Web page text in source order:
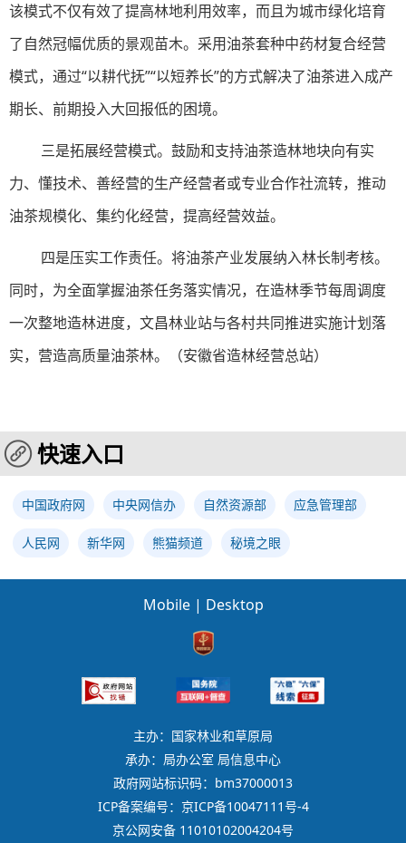
该模式不仅有效了提高林地利用效率，而且为城市绿化培育
了自然冠幅优质的景观苗木。采用油茶套种中药材复合经营
模式，通过“以耕代抚”“以短养长”的方式解决了油茶进入成产
期长、前期投入大回报低的困境。
三是拓展经营模式。鼓励和支持油茶造林地块向有实
力、懂技术、善经营的生产经营者或专业合作社流转，推动
油茶规模化、集约化经营，提高经营效益。
四是压实工作责任。将油茶产业发展纳入林长制考核。
同时，为全面掌握油茶任务落实情况，在造林季节每周调度
一次整地造林进度，文昌林业站与各村共同推进实施计划落
实，营造高质量油茶林。（安徽省造林经营总站）
快速入口
中国政府网 中央网信办 自然资源部 应急管理部
人民网 新华网 熊猫频道 秘境之眼
Mobile | Desktop
主办：国家林业和草原局
承办：局办公室 局信息中心
政府网站标识码：bm37000013
ICP备案编号：京ICP备10047111号-4
京公网安备 11010102004204号